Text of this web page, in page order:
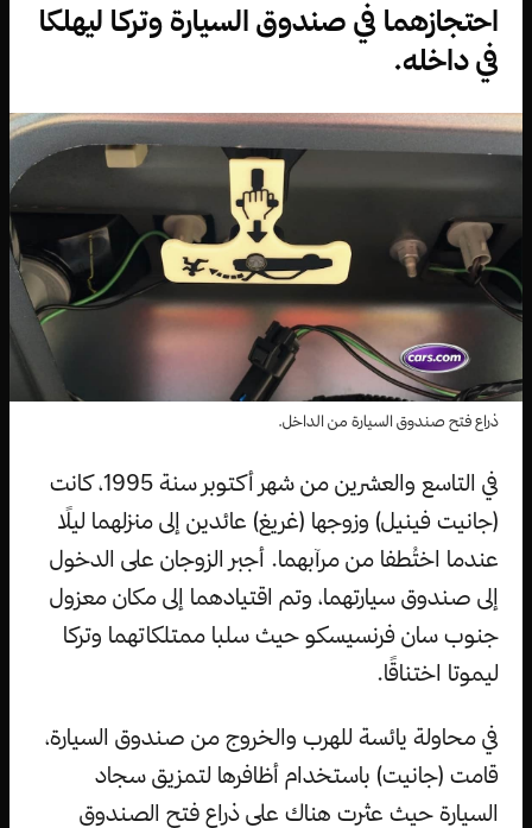
احتجازهما في صندوق السيارة وتركا ليهلكا
في داخله.
ذراع فتح صندوق السيارة من الداخل.
في التاسع والعشرين من شهر أكتوبر سنة 1995، كانت
(جانيت فينيل) وزوجها (غريغ) عائدين إلى منزلهما ليلًا
عندما اختُطفا من مرآبهما. أجبر الزوجان على الدخول
إلى صندوق سيارتهما، وتم اقتيادهما إلى مكان معزول
جنوب سان فرنسيسكو حيث سلبا ممتلكاتهما وتركا
ليموتا اختناقًا.
في محاولة يائسة للهرب والخروج من صندوق السيارة،
قامت (جانيت) باستخدام أظافرها لتمزيق سجاد
السيارة حيث عثرت هناك على ذراع فتح الصندوق